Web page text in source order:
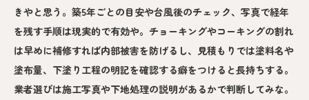
きやと思う。築5年ごとの目安や台風後のチェック、写真で経年
を残す手順は現実的で有効や。チョーキングやコーキングの割れ
は早めに補修すれば内部被害を防げるし、見積もりでは塗料名や
塗布量、下塗り工程の明記を確認する癖をつけると長持ちする。
業者選びは施工写真や下地処理の説明があるかで判断してみな。